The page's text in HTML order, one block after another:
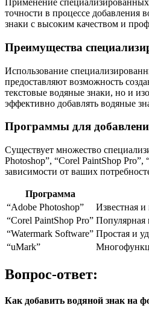
Применение специализированных
точности в процессе добавления
знаки с высоким качеством и
Преимущества
Использование
предоставляют возможность
текстовые водяные знаки, но и
эффективно добавлять водяные
Программы для
Существует множество
Photoshop”, “Corel PaintShop
зависимости от ваших
Программа
“Adobe Photoshop”
Известная
“Corel PaintShop Pro” Популярная
“Watermark Software” Простая и
“uMark”
Вопрос-ответ:
Как добавить водяной знак на